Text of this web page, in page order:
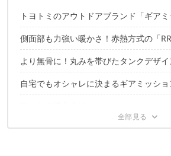
トヨトミのアウトドアブランド「ギアミ
側面部も力強い暖かさ！赤熱方式の「
より無骨に！丸みを帯びたタンクデザ
自宅でもオシャレに決まるギアミッシ